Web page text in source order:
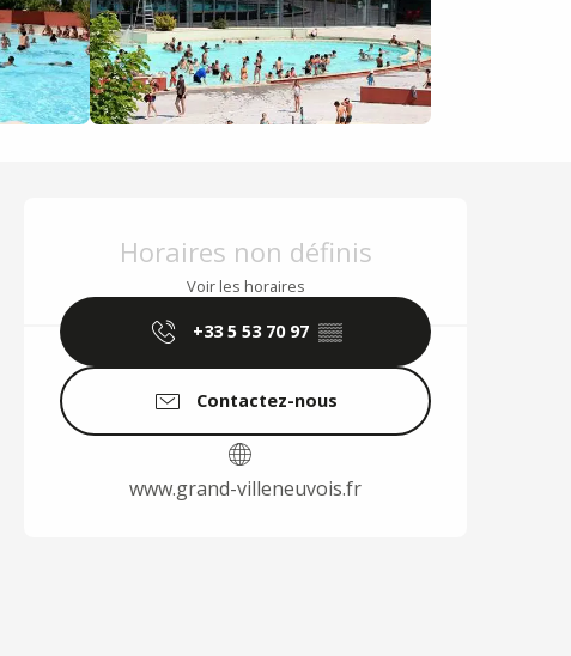
Ouverture et
Horaires non définis
Voir les horaires
+33 5 53 70 97 ▒▒
Contactez-nous
www.grand-villeneuvois.fr